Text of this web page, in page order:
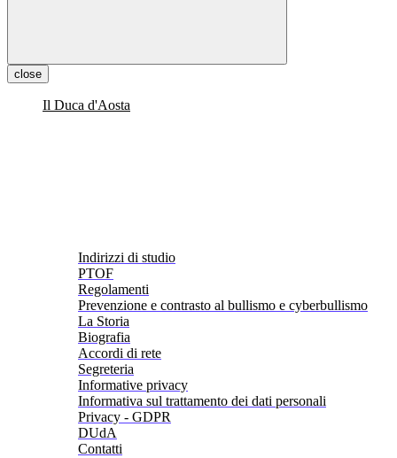
close
Il Duca d'Aosta
Indirizzi di studio
PTOF
Regolamenti
Prevenzione e contrasto al bullismo e cyberbullismo
La Storia
Biografia
Accordi di rete
Segreteria
Informative privacy
Informativa sul trattamento dei dati personali
Privacy - GDPR
DUdA
Contatti